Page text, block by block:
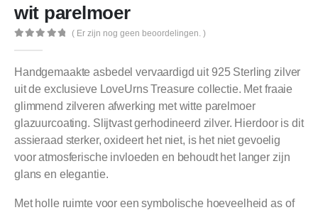
wit parelmoer
( Er zijn nog geen beoordelingen. )
Handgemaakte asbedel vervaardigd uit 925 Sterling zilver
uit de exclusieve LoveUrns Treasure collectie. Met fraaie
glimmend zilveren afwerking met witte parelmoer
glazuurcoating. Slijtvast gerhodineerd zilver. Hierdoor is dit
assieraad sterker, oxideert het niet, is het niet gevoelig
voor atmosferische invloeden en behoudt het langer zijn
glans en elegantie.
Met holle ruimte voor een symbolische hoeveelheid as of